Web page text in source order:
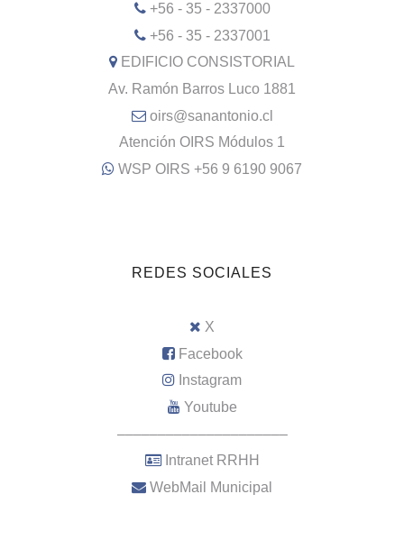
+56 - 35 - 2337000
+56 - 35 - 2337001
EDIFICIO CONSISTORIAL
Av. Ramón Barros Luco 1881
oirs@sanantonio.cl
Atención OIRS Módulos 1
WSP OIRS +56 9 6190 9067
REDES SOCIALES
X
Facebook
Instagram
Youtube
–––––––––––––––––––––
Intranet RRHH
WebMail Municipal